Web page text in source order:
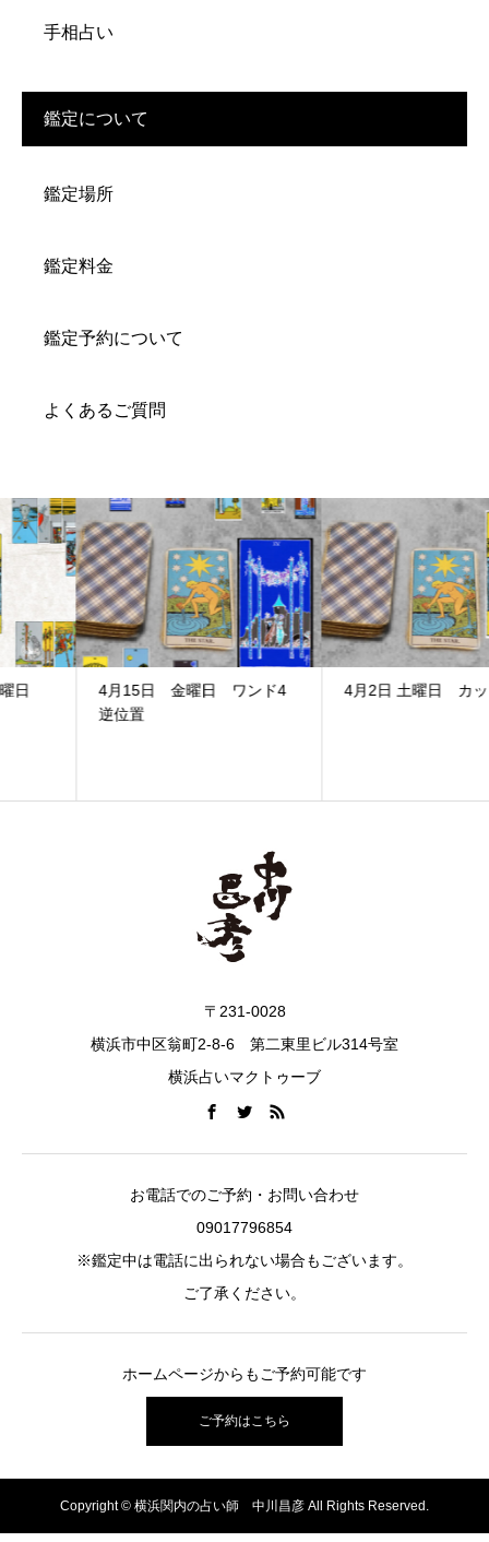
手相占い
鑑定について
鑑定場所
鑑定料金
鑑定予約について
よくあるご質問
4月15日 金曜日 ワンド4
4月2日 土曜日 カップ9
〒231-0028
横浜市中区翁町2-8-6 第二東里ビル314号室
横浜占いマクトゥーブ
お電話でのご予約・お問い合わせ
09017796854
※鑑定中は電話に出られない場合もございます。
ご了承ください。
ホームページからもご予約可能です
ご予約はこちら
Copyright © 横浜関内の占い師 中川昌彦 All Rights Reserved.